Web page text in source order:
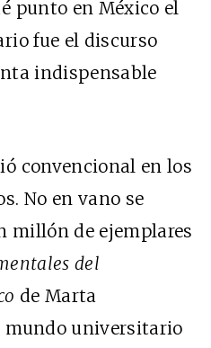
punto en México el
fue el discurso
indispensable
convencional en los
No en vano se
millón de ejemplares
del
de Marta
mundo universitario